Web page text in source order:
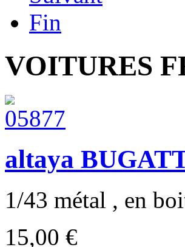
Fin
VOITURES
altaya
1/43 métal , en
15,00 €